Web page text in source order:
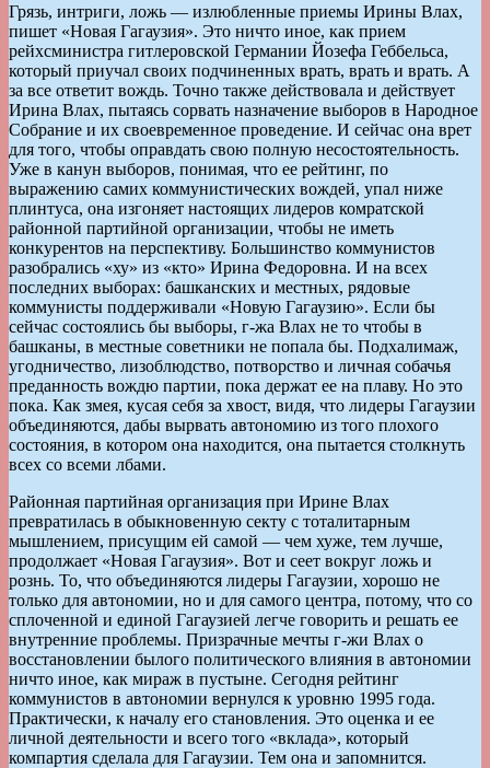
Грязь, интриги, ложь — излюбленные приемы Ирины Влах,
пишет «Новая Гагаузия». Это ничто иное, как прием
рейхсминистра гитлеровской Германии Йозефа Геббельса,
который приучал своих подчиненных врать, врать и врать. А
за все ответит вождь. Точно также действовала и действует
Ирина Влах, пытаясь сорвать назначение выборов в Народное
Собрание и их своевременное проведение. И сейчас она врет
для того, чтобы оправдать свою полную несостоятельность.
Уже в канун выборов, понимая, что ее рейтинг, по
выражению самих коммунистических вождей, упал ниже
плинтуса, она изгоняет настоящих лидеров комратской
районной партийной организации, чтобы не иметь
конкурентов на перспективу. Большинство коммунистов
разобрались «ху» из «кто» Ирина Федоровна. И на всех
последних выборах: башканских и местных, рядовые
коммунисты поддерживали «Новую Гагаузию». Если бы
сейчас состоялись бы выборы, г-жа Влах не то чтобы в
башканы, в местные советники не попала бы. Подхалимаж,
угодничество, лизоблюдство, потворство и личная собачья
преданность вождю партии, пока держат ее на плаву. Но это
пока. Как змея, кусая себя за хвост, видя, что лидеры Гагаузии
объединяются, дабы вырвать автономию из того плохого
состояния, в котором она находится, она пытается столкнуть
всех со всеми лбами.
Районная партийная организация при Ирине Влах
превратилась в обыкновенную секту с тоталитарным
мышлением, присущим ей самой — чем хуже, тем лучше,
продолжает «Новая Гагаузия». Вот и сеет вокруг ложь и
рознь. То, что объединяются лидеры Гагаузии, хорошо не
только для автономии, но и для самого центра, потому, что со
сплоченной и единой Гагаузией легче говорить и решать ее
внутренние проблемы. Призрачные мечты г-жи Влах о
восстановлении былого политического влияния в автономии
ничто иное, как мираж в пустыне. Сегодня рейтинг
коммунистов в автономии вернулся к уровню 1995 года.
Практически, к началу его становления. Это оценка и ее
личной деятельности и всего того «вклада», который
компартия сделала для Гагаузии. Тем она и запомнится.